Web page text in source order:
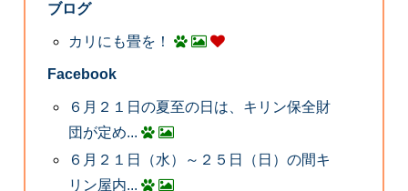
ブログ
カリにも畳を！
Facebook
６月２１日の夏至の日は、キリン保全財
団が定め...
６月２１日（水）～２５日（日）の間キ
リン屋内...